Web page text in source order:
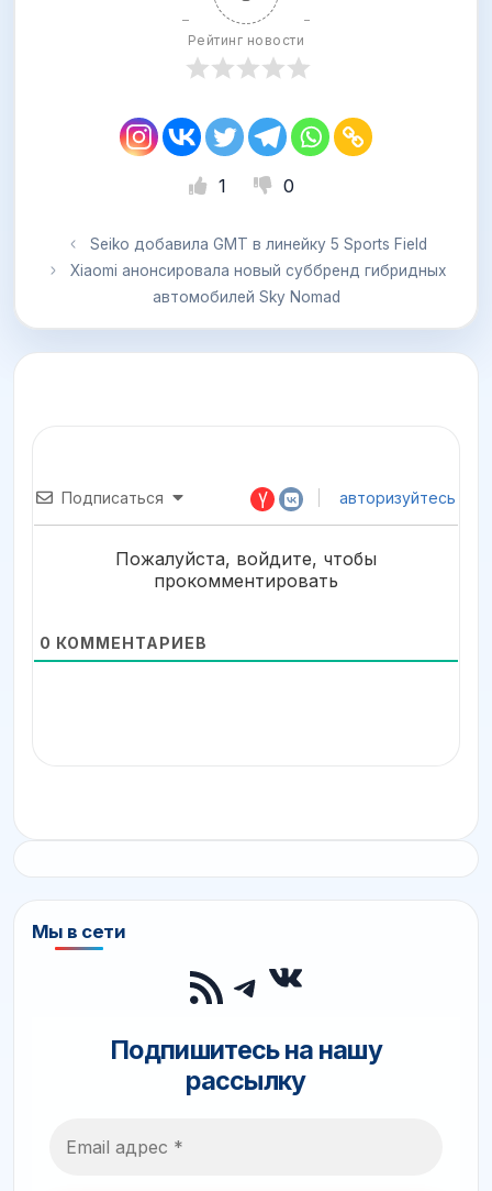
Рейтинг новости
1 0
Seiko добавила GMT в линейку 5 Sports Field
Xiaomi анонсировала новый суббренд гибридных
автомобилей Sky Nomad
Подписаться авторизуйтесь
Пожалуйста, войдите, чтобы
прокомментировать
0 КОММЕНТАРИЕВ
Мы в сети
RSS-лента
Telegram
ВКонтакте
Подпишитесь на нашу
рассылку